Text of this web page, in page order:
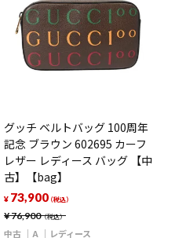
グッチ ベルトバッグ 100周年
記念 ブラウン 602695 カーフ
レザー レディース バッグ 【中
古】【bag】
¥76,900（税込）
¥ 73,900（税込）
中古 A レディース